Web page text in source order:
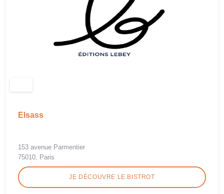
Elsass
153 avenue Parmentier
75010, Paris
JE DÉCOUVRE LE BISTROT